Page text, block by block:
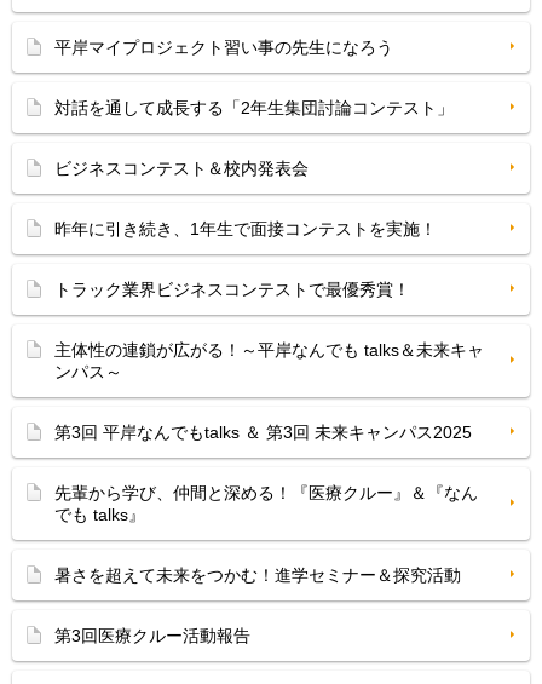
平岸マイプロジェクト習い事の先生になろう
対話を通して成長する「2年生集団討論コンテスト」
ビジネスコンテスト＆校内発表会
昨年に引き続き、1年生で面接コンテストを実施！
トラック業界ビジネスコンテストで最優秀賞！
主体性の連鎖が広がる！～平岸なんでも talks＆未来キャ
ンパス～
第3回 平岸なんでもtalks ＆ 第3回 未来キャンパス2025
先輩から学び、仲間と深める！『医療クルー』＆『なん
でも talks』
暑さを超えて未来をつかむ！進学セミナー＆探究活動
第3回医療クルー活動報告